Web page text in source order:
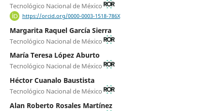
Tecnológico Nacional de México
https://orcid.org/0000-0003-1518-786X
Margarita Raquel García Sierra
Tecnológico Nacional de México
María Teresa López Aburto
Tecnológico Nacional de México
Héctor Cuanalo Baustista
Tecnológico Nacional de México
Alan Roberto Rosales Martínez